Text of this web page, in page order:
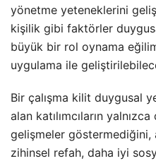
yönetme yeteneklerini
kişilik gibi faktörler
büyük bir rol oynama
uygulama ile
Bir çalışma kilit duygusal
alan katılımcıların
gelişmeler göstermediğini,
zihinsel refah, daha iyi